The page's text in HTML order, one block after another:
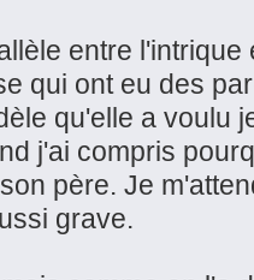
entre
qui ont eu des
qu'elle a voulu
j'ai compris
père. Je
grave.